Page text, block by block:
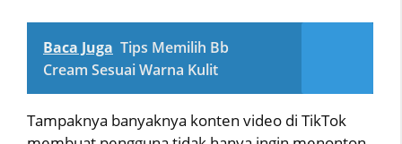
Baca Juga Tips Memilih Bb
Cream Sesuai Warna Kulit
Tampaknya banyaknya konten video di TikTok